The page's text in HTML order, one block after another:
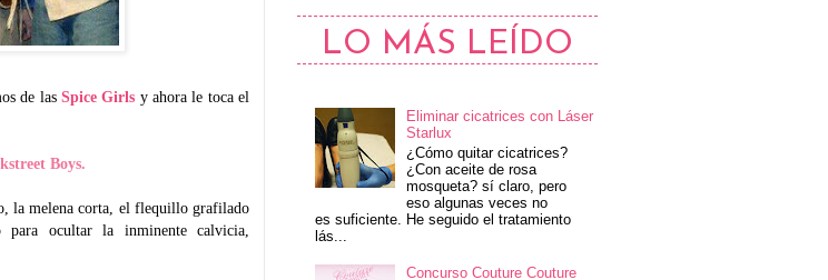
de lasSpice Girls y ahora le toca el
Boys.
la melena corta, el flequillo grafilado
ocultar la inminente calvicia,
LO MÁS LEÍDO
Eliminar cicatrices con Láser
Starlux
¿Cómo quitar cicatrices?
¿Con aceite de rosa
mosqueta? sí claro, pero
eso algunas veces no
es suficiente. He seguido el tratamiento
lás...
Concurso Couture Couture